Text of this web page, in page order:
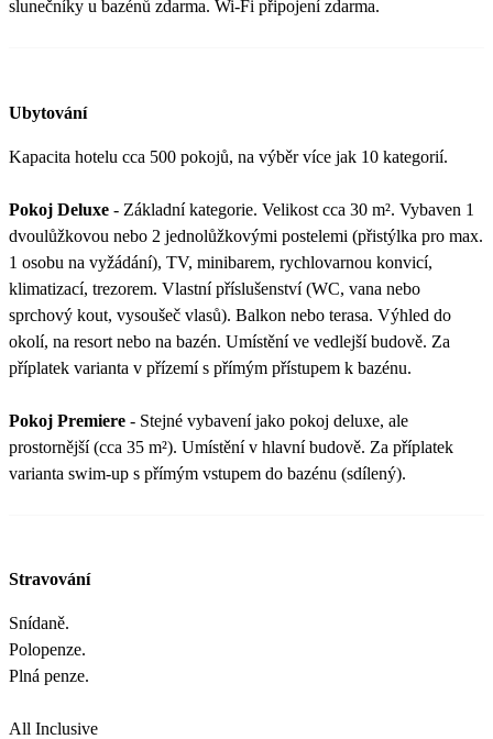
slunečníky u bazénů zdarma. Wi-Fi připojení zdarma.
Ubytování
Kapacita hotelu cca 500 pokojů, na výběr více jak 10 kategorií.
Pokoj Deluxe - Základní kategorie. Velikost cca 30 m². Vybaven 1
dvoulůžkovou nebo 2 jednolůžkovými postelemi (přistýlka pro max.
1 osobu na vyžádání), TV, minibarem, rychlovarnou konvicí,
klimatizací, trezorem. Vlastní příslušenství (WC, vana nebo
sprchový kout, vysoušeč vlasů). Balkon nebo terasa. Výhled do
okolí, na resort nebo na bazén. Umístění ve vedlejší budově. Za
příplatek varianta v přízemí s přímým přístupem k bazénu.
Pokoj Premiere - Stejné vybavení jako pokoj deluxe, ale
prostornější (cca 35 m²). Umístění v hlavní budově. Za příplatek
varianta swim-up s přímým vstupem do bazénu (sdílený).
Stravování
Snídaně.
Polopenze.
Plná penze.
All Inclusive